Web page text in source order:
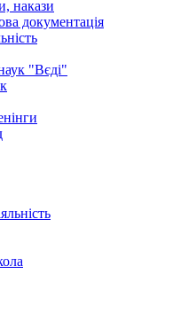
накази
документація
"Вєді"